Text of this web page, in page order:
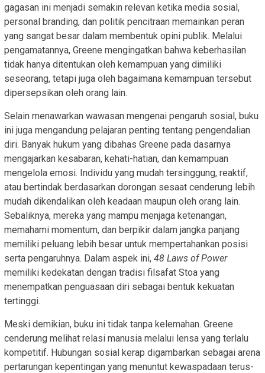
gagasan ini menjadi semakin relevan ketika media sosial,
personal branding, dan politik pencitraan memainkan peran
yang sangat besar dalam membentuk opini publik. Melalui
pengamatannya, Greene mengingatkan bahwa keberhasilan
tidak hanya ditentukan oleh kemampuan yang dimiliki
seseorang, tetapi juga oleh bagaimana kemampuan tersebut
dipersepsikan oleh orang lain.
Selain menawarkan wawasan mengenai pengaruh sosial, buku
ini juga mengandung pelajaran penting tentang pengendalian
diri. Banyak hukum yang dibahas Greene pada dasarnya
mengajarkan kesabaran, kehati-hatian, dan kemampuan
mengelola emosi. Individu yang mudah tersinggung, reaktif,
atau bertindak berdasarkan dorongan sesaat cenderung lebih
mudah dikendalikan oleh keadaan maupun oleh orang lain.
Sebaliknya, mereka yang mampu menjaga ketenangan,
memahami momentum, dan berpikir dalam jangka panjang
memiliki peluang lebih besar untuk mempertahankan posisi
serta pengaruhnya. Dalam aspek ini, 48 Laws of Power
memiliki kedekatan dengan tradisi filsafat Stoa yang
menempatkan penguasaan diri sebagai bentuk kekuatan
tertinggi.
Meski demikian, buku ini tidak tanpa kelemahan. Greene
cenderung melihat relasi manusia melalui lensa yang terlalu
kompetitif. Hubungan sosial kerap digambarkan sebagai arena
pertarungan kepentingan yang menuntut kewaspadaan terus-